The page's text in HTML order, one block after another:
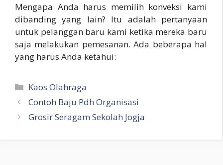
Mengapa Anda harus memilih konveksi kami
dibanding yang lain? Itu adalah pertanyaan
untuk pelanggan baru kami ketika mereka baru
saja melakukan pemesanan. Ada beberapa hal
yang harus Anda ketahui:
Kategori
Kaos Olahraga
Contoh Baju Pdh Organisasi
Grosir Seragam Sekolah Jogja